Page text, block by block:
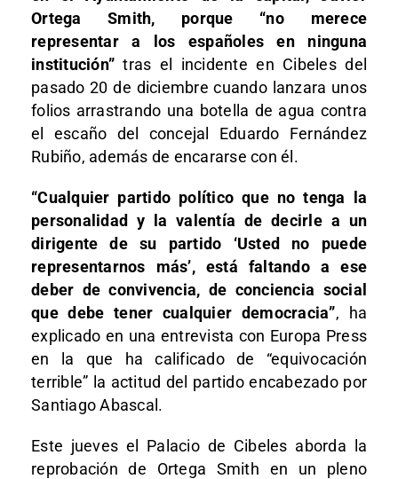
Ortega Smith, porque “no merece
representar a los españoles en ninguna
institución” tras el incidente en Cibeles del
pasado 20 de diciembre cuando lanzara unos
folios arrastrando una botella de agua contra
el escaño del concejal Eduardo Fernández
Rubiño, además de encararse con él.
“Cualquier partido político que no tenga la
personalidad y la valentía de decirle a un
dirigente de su partido ‘Usted no puede
representarnos más’, está faltando a ese
deber de convivencia, de conciencia social
que debe tener cualquier democracia”, ha
explicado en una entrevista con Europa Press
en la que ha calificado de “equivocación
terrible” la actitud del partido encabezado por
Santiago Abascal.
Este jueves el Palacio de Cibeles aborda la
reprobación de Ortega Smith en un pleno